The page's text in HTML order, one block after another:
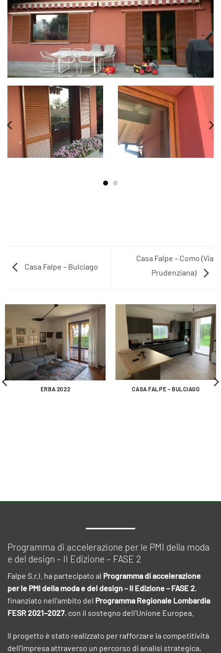
Casa Falpe – Bulciago
Casa Falpe – Como (Via
Prudenziana)
ERBA 2022 CASA FALPE – BULCIAGO
Programma di accelerazione per le PMI della moda
e del design – II Edizione – FASE 2
Falpe S.r.l. ha partecipato al Programma di accelerazione
per le PMI della moda e del design – II Edizione – FASE 2,
finanziato nell'ambito del Programma Regionale Lombardia
FESR 2021–2027, con il sostegno dell'Unione Europea.
Il progetto è stato realizzato per rafforzare la competitività
dell'impresa attraverso un percorso di analisi strategica,